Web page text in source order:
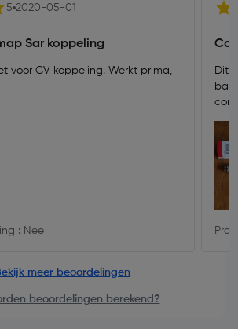
5 2020-05-01
Sar koppeling
voor CV koppeling. Werkt prima,
: Nee
Dit
meer beoordelingen
beoordelingen berekend?